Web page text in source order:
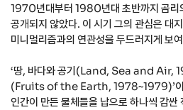
1970년대부터 1980년대 초반까지 곰리
공개되지 않았다. 이 시기 그의 관심은 대
미니멀리즘과의 연관성을 두드러지게 보
‘땅, 바다와 공기(Land, Sea and Air,
(Fruits of the Earth, 1978~1979)’이
인간이 만든 물체들을 납으로 하나씩 감싼